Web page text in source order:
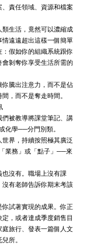
責任領域、資源和檔案
生活，竟然可以濃縮成
遠遠超出這樣一個簡單
假如你的組織系統跟你
剝奪你享受生活所需的
騰出注意力，而不是佔
，而不是奪走時間。
被教導將課堂筆記、講
化學──分門別類。
界，持續按照極其廣泛
業務」或「點子」──來
沒有。職場上沒有課
有老師告訴你期末考該
試著實現的成果。你正
，或者達成季度銷售目
旅行、發表一篇個人文
所。